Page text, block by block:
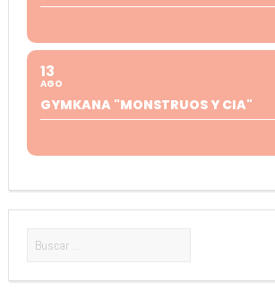
13
AGO
GYMKANA "MONSTRUOS Y CIA"